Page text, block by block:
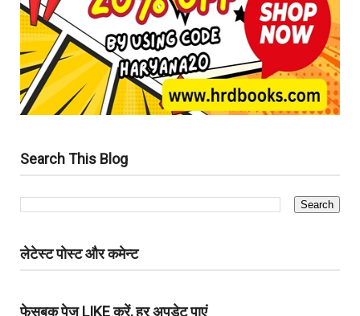
Search This Blog
लेटेस्ट पोस्ट और कमेन्ट
फेसबुक पेज LIKE करें, हर अपडेट पाएं